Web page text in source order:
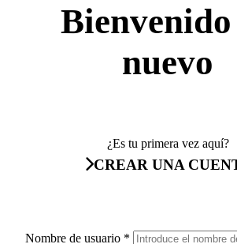
Bienvenido
nuevo
¿Es tu primera vez aquí?
CREAR UNA
Nombre de usuario *